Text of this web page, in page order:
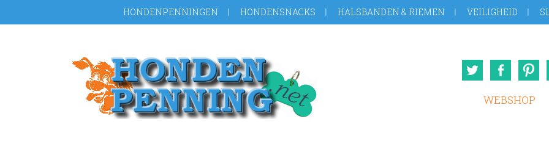
naar
naar
HONDENPENNINGEN HONDENSNACKS HALSBANDEN & RIEMEN VEILIGHEID
Twitter
WEBSHOP